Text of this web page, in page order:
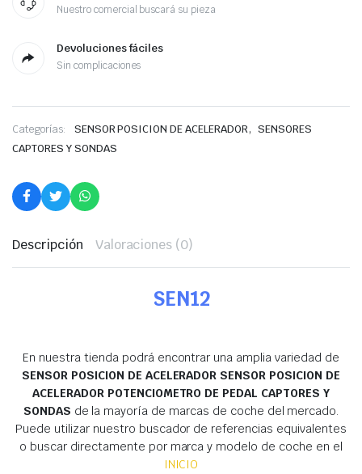
Nuestro comercial buscará su pieza
Devoluciones fáciles
Sin complicaciones
Categorías: SENSOR POSICION DE ACELERADOR, SENSORES
CAPTORES Y SONDAS
Descripción Valoraciones (0)
SEN12
En nuestra tienda podrá encontrar una amplia variedad de
SENSOR POSICION DE ACELERADOR SENSOR POSICION DE
ACELERADOR POTENCIOMETRO DE PEDAL CAPTORES Y
SONDAS de la mayoría de marcas de coche del mercado.
Puede utilizar nuestro buscador de referencias equivalentes
o buscar directamente por marca y modelo de coche en el
INICIO